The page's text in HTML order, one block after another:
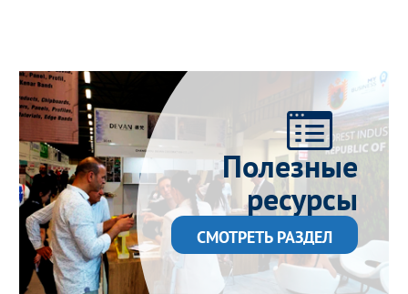
Полезные
ресурсы
СМОТРЕТЬ РАЗДЕЛ